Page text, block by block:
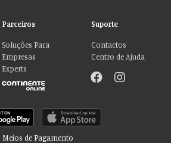
Parceiros
Soluções Para
Empresas
Experts
Suporte
Contactos
Centro de Ajuda
Meios de Pagamento